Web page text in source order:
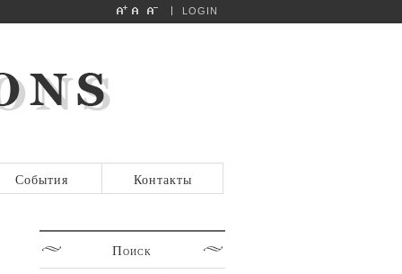
LOGIN
События
Контакты
Поиск